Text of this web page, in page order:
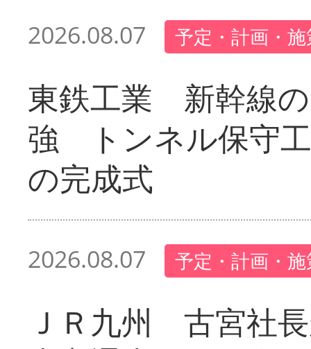
2026.08.07 予定・計画・
東鉄工業 新幹線
強 トンネル保守
の完成式
2026.08.07 予定・計画・
ＪＲ九州 古宮社